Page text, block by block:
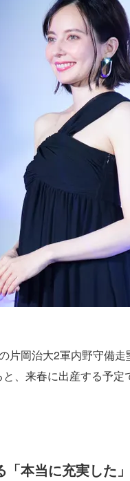
片岡治大2軍内野守備
、来春に出産する予
本当に充実した」